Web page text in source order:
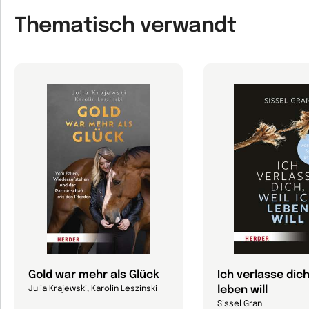
Thematisch verwandt
Gold war mehr als Glück
Julia Krajewski, Karolin Leszinski
Ich verlasse
leben will
Sissel Gran